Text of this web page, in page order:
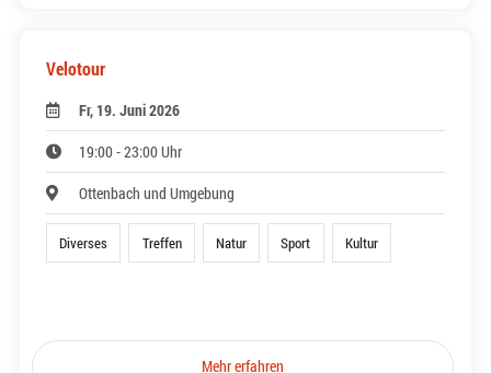
Velotour
Fr, 19. Juni 2026
19:00 - 23:00 Uhr
Ottenbach und Umgebung
Diverses Treffen Natur Sport Kultur
Mehr erfahren